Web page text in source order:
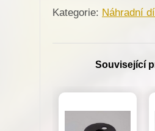
pro
množství
Kategorie: Náhradní
Související